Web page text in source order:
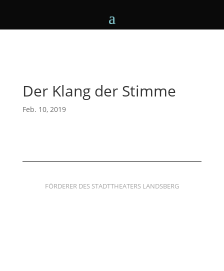
Der Klang der Stimme
Feb. 10, 2019
FÖRDERER DES STADTTHEATERS LANDSBERG